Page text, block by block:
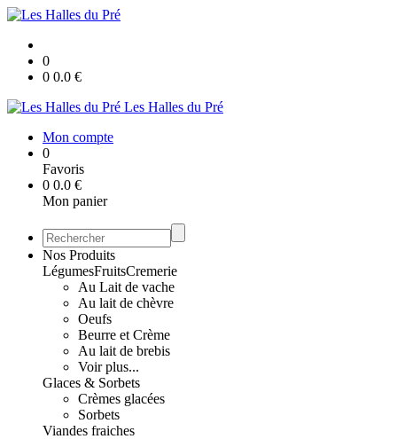
0
0 0.0 €
Les Halles du Pré
Mon compte
0
Favoris
0 0.0 €
Mon panier
Nos Produits
LégumesFruitsCremerie
Au Lait de vache
Au lait de chèvre
Oeufs
Beurre et Crème
Au lait de brebis
Voir plus...
Glaces & Sorbets
Crèmes glacées
Sorbets
Viandes fraiches